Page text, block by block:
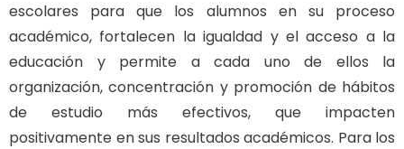
escolares para que los alumnos en su proceso
académico, fortalecen la igualdad y el acceso a la
educación y permite a cada uno de ellos la
organización, concentración y promoción de hábitos
de estudio más efectivos, que impacten
positivamente en sus resultados académicos. Para los